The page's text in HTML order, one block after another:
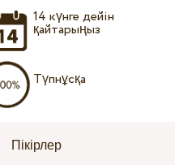
14 күнге дейін
қайтарыңыз
Түпнұсқа
Пікірлер